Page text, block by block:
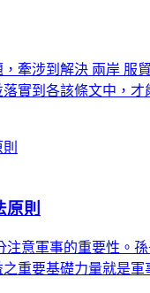
牽涉到解決 兩岸 服
實到各該條文中，才
則
注意軍事的重要性。
重要基礎力量就是